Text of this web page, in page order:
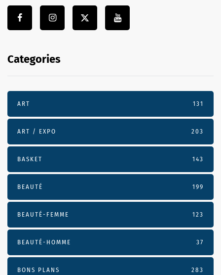
Categories
ART 131
ART / EXPO 203
BASKET 143
BEAUTÉ 199
BEAUTÉ-FEMME 123
BEAUTÉ-HOMME 37
BONS PLANS 283